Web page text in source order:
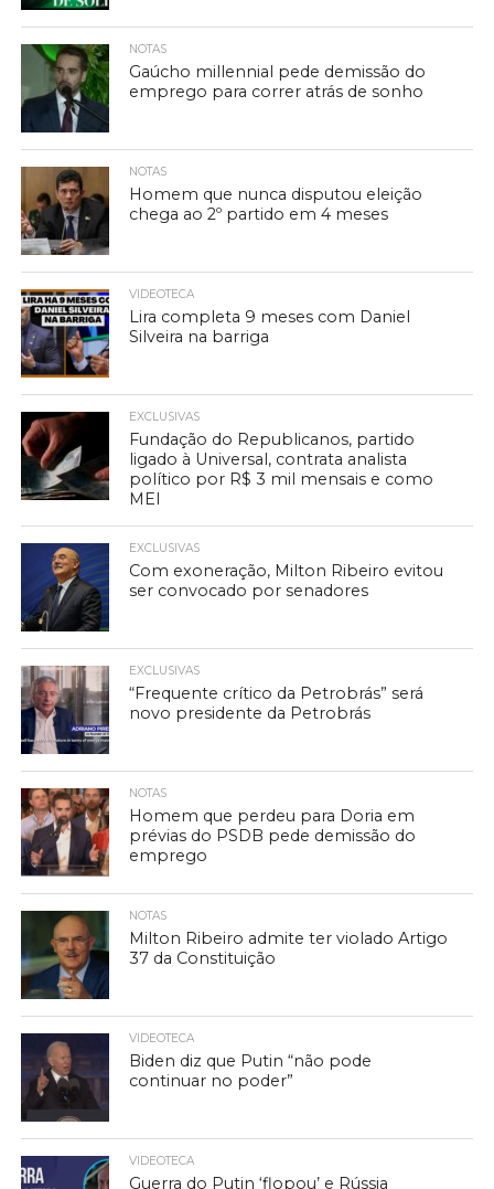
NOTAS
Gaúcho millennial pede demissão do
emprego para correr atrás de sonho
NOTAS
Homem que nunca disputou eleição
chega ao 2º partido em 4 meses
VIDEOTECA
Lira completa 9 meses com Daniel
Silveira na barriga
EXCLUSIVAS
Fundação do Republicanos, partido
ligado à Universal, contrata analista
político por R$ 3 mil mensais e como
MEI
EXCLUSIVAS
Com exoneração, Milton Ribeiro evitou
ser convocado por senadores
EXCLUSIVAS
“Frequente crítico da Petrobrás” será
novo presidente da Petrobrás
NOTAS
Homem que perdeu para Doria em
prévias do PSDB pede demissão do
emprego
NOTAS
Milton Ribeiro admite ter violado Artigo
37 da Constituição
VIDEOTECA
Biden diz que Putin “não pode
continuar no poder”
VIDEOTECA
Guerra do Putin ‘flopou’ e Rússia